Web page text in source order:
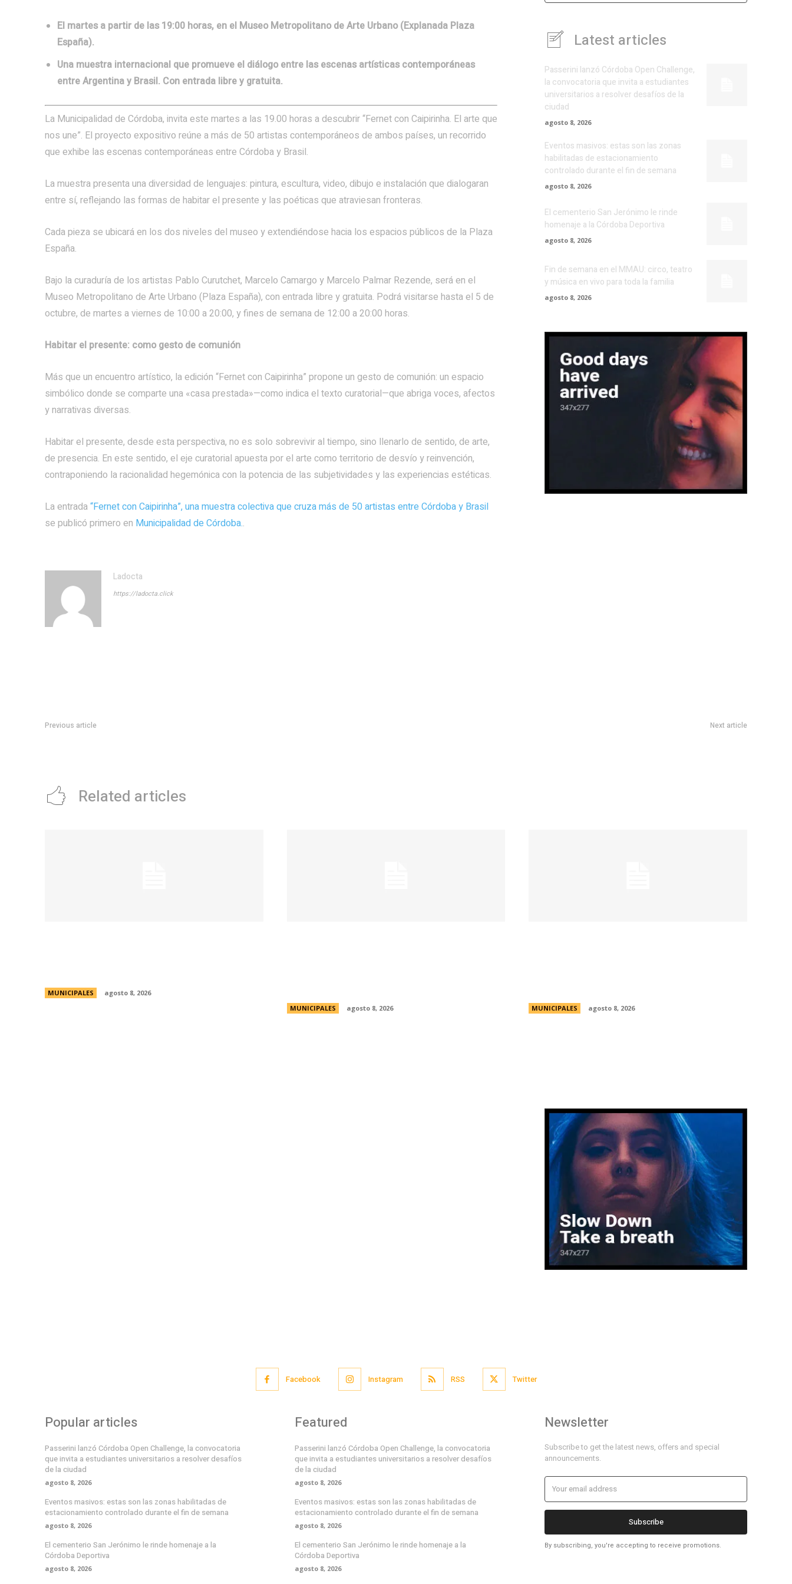
El martes a partir de las 19:00 horas, en el Museo Metropolitano de Arte Urbano (Explanada Plaza
España).
Una muestra internacional que promueve el diálogo entre las escenas artísticas contemporáneas
entre Argentina y Brasil. Con entrada libre y gratuita.
La Municipalidad de Córdoba, invita este martes a las 19.00 horas a descubrir “Fernet con Caipirinha. El arte que
nos une”. El proyecto expositivo reúne a más de 50 artistas contemporáneos de ambos países, un recorrido
que exhibe las escenas contemporáneas entre Córdoba y Brasil.
La muestra presenta una diversidad de lenguajes: pintura, escultura, video, dibujo e instalación que dialogaran
entre sí, reflejando las formas de habitar el presente y las poéticas que atraviesan fronteras.
Cada pieza se ubicará en los dos niveles del museo y extendiéndose hacia los espacios públicos de la Plaza
España.
Bajo la curaduría de los artistas Pablo Curutchet, Marcelo Camargo y Marcelo Palmar Rezende, será en el
Museo Metropolitano de Arte Urbano (Plaza España), con entrada libre y gratuita. Podrá visitarse hasta el 5 de
octubre, de martes a viernes de 10:00 a 20:00, y fines de semana de 12:00 a 20:00 horas.
Habitar el presente: como gesto de comunión
Más que un encuentro artístico, la edición “Fernet con Caipirinha” propone un gesto de comunión: un espacio
simbólico donde se comparte una «casa prestada»—como indica el texto curatorial—que abriga voces, afectos
y narrativas diversas.
Habitar el presente, desde esta perspectiva, no es solo sobrevivir al tiempo, sino llenarlo de sentido, de arte,
de presencia. En este sentido, el eje curatorial apuesta por el arte como territorio de desvío y reinvención,
contraponiendo la racionalidad hegemónica con la potencia de las subjetividades y las experiencias estéticas.
La entrada“Fernet con Caipirinha”, una muestra colectiva que cruza más de 50 artistas entre Córdoba y Brasil
se publicó primero en Municipalidad de Córdoba..
Ladocta
https://ladocta.click
Latest articles
Passerini lanzó Córdoba Open Challenge,
la convocatoria que invita a estudiantes
universitarios a resolver desafíos de la
ciudad
agosto 8, 2026
Eventos masivos: estas son las zonas
habilitadas de estacionamiento
controlado durante el fin de semana
agosto 8, 2026
El cementerio San Jerónimo le rinde
homenaje a la Córdoba Deportiva
agosto 8, 2026
Fin de semana en el MMAU: circo, teatro
y música en vivo para toda la familia
agosto 8, 2026
Previous article Next article
Related articles
MUNICIPALES agosto 8, 2026
MUNICIPALES agosto 8, 2026 MUNICIPALES agosto 8, 2026
Facebook Instagram RSS Twitter
Popular articles
Passerini lanzó Córdoba Open Challenge, la convocatoria
que invita a estudiantes universitarios a resolver desafíos
de la ciudad
agosto 8, 2026
Eventos masivos: estas son las zonas habilitadas de
estacionamiento controlado durante el fin de semana
agosto 8, 2026
El cementerio San Jerónimo le rinde homenaje a la
Córdoba Deportiva
agosto 8, 2026
Featured
Passerini lanzó Córdoba Open Challenge, la convocatoria
que invita a estudiantes universitarios a resolver desafíos
de la ciudad
agosto 8, 2026
Eventos masivos: estas son las zonas habilitadas de
estacionamiento controlado durante el fin de semana
agosto 8, 2026
El cementerio San Jerónimo le rinde homenaje a la
Córdoba Deportiva
agosto 8, 2026
Newsletter
Subscribe to get the latest news, offers and special
announcements.
Subscribe
By subscribing, you're accepting to receive promotions.